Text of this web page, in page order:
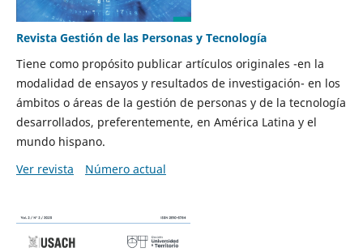
Revista Gestión de las Personas y Tecnología
Tiene como propósito publicar artículos originales -en la
modalidad de ensayos y resultados de investigación- en los
ámbitos o áreas de la gestión de personas y de la tecnología
desarrollados, preferentemente, en América Latina y el
mundo hispano.
Ver revista
Número actual